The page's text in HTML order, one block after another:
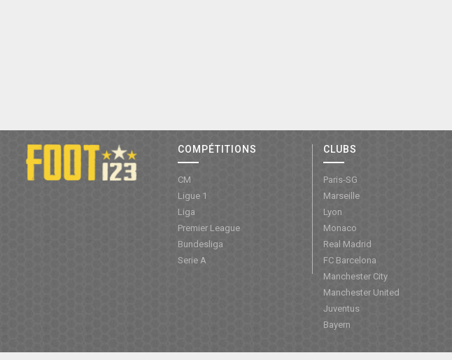
COMPÉTITIONS
CM
Ligue 1
Liga
Premier League
Bundesliga
Serie A
CLUBS
Paris-SG
Marseille
Lyon
Monaco
Real Madrid
FC Barcelona
Manchester City
Manchester United
Juventus
Bayern